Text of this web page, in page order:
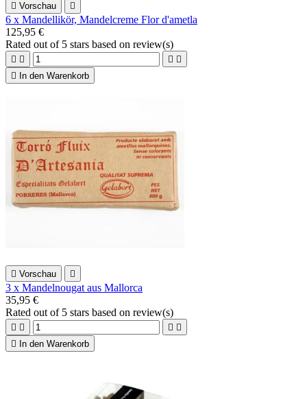
 Vorschau 
6 x Mandellikör, Mandelcreme Flor d'ametla
125,95 €
Rated out of 5 stars based on review(s)
   

In den Warenkorb
 Vorschau 
3 x Mandelnougat aus Mallorca
35,95 €
Rated out of 5 stars based on review(s)
   

In den Warenkorb